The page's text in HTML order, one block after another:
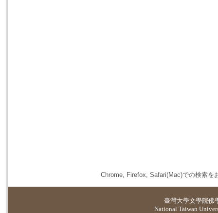
Chrome, Firefox, Safari(Mac)での検索を
臺灣大學文學院佛
National Taiwan